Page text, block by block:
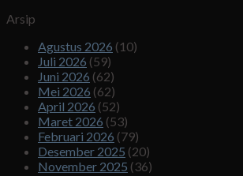
Arsip
Agustus 2026 (10)
Juli 2026 (59)
Juni 2026 (62)
Mei 2026 (62)
April 2026 (52)
Maret 2026 (53)
Februari 2026 (79)
Desember 2025 (20)
November 2025 (36)